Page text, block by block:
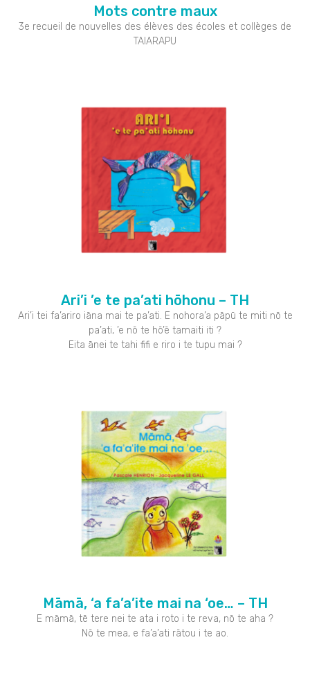
Mots contre maux
3e recueil de nouvelles des élèves des écoles et collèges de
TAIARAPU
Ari’i ’e te pa’ati hōhonu – TH
Ari’i tei fa’ariro iāna mai te pa’ati. E nohora’a pāpū te miti nō te
pa’ati, ’e nō te hō’ē tamaiti iti ?
Eita ānei te tahi fifi e riro i te tupu mai ?
Māmā, ‘a fa’a’ite mai na ‘oe… – TH
E māmā, tē tere nei te ata i roto i te reva, nō te aha ?
Nō te mea, e fa’a’ati rātou i te ao.